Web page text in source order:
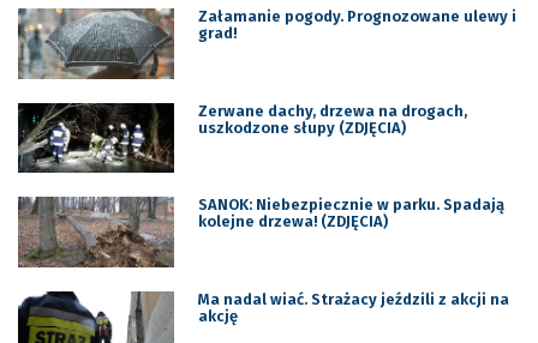
Załamanie pogody. Prognozowane ulewy i
grad!
Zerwane dachy, drzewa na drogach,
uszkodzone słupy (ZDJĘCIA)
SANOK: Niebezpiecznie w parku. Spadają
kolejne drzewa! (ZDJĘCIA)
Ma nadal wiać. Strażacy jeździli z akcji na
akcję